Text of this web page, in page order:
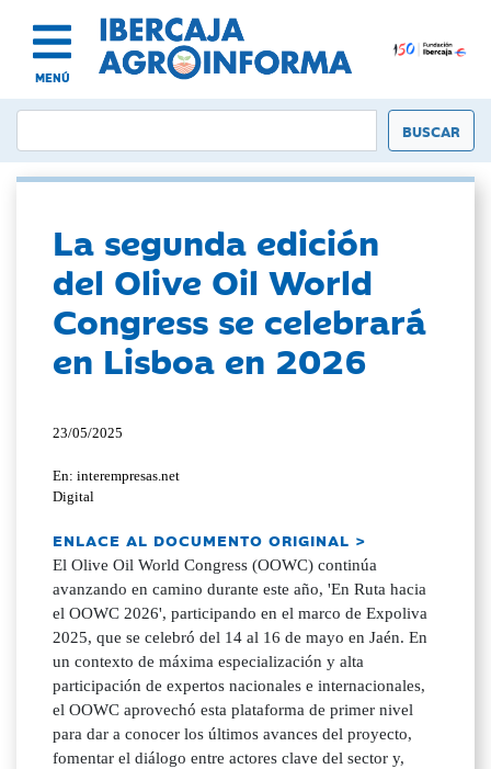
MENÚ
La segunda edición
del Olive Oil World
Congress se celebrará
en Lisboa en 2026
23/05/2025
En: interempresas.net
Digital
ENLACE AL DOCUMENTO ORIGINAL >
El Olive Oil World Congress (OOWC) continúa
avanzando en camino durante este año, 'En Ruta hacia
el OOWC 2026', participando en el marco de Expoliva
2025, que se celebró del 14 al 16 de mayo en Jaén. En
un contexto de máxima especialización y alta
participación de expertos nacionales e internacionales,
el OOWC aprovechó esta plataforma de primer nivel
para dar a conocer los últimos avances del proyecto,
fomentar el diálogo entre actores clave del sector y,